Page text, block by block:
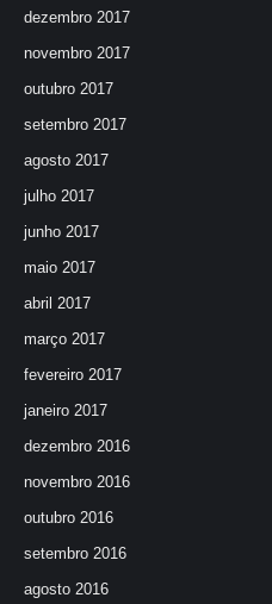
dezembro 2017
novembro 2017
outubro 2017
setembro 2017
agosto 2017
julho 2017
junho 2017
maio 2017
abril 2017
março 2017
fevereiro 2017
janeiro 2017
dezembro 2016
novembro 2016
outubro 2016
setembro 2016
agosto 2016